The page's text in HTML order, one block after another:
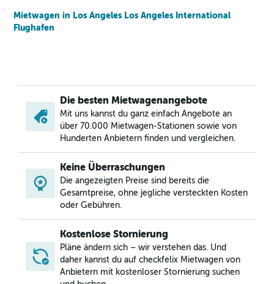
Mietwagen in Los Angeles Los Angeles International
Flughafen
Die besten Mietwagenangebote
Mit uns kannst du ganz einfach Angebote an
über 70.000 Mietwagen-Stationen sowie von
Hunderten Anbietern finden und vergleichen.
Keine Überraschungen
Die angezeigten Preise sind bereits die
Gesamtpreise, ohne jegliche versteckten Kosten
oder Gebühren.
Kostenlose Stornierung
Pläne ändern sich – wir verstehen das. Und
daher kannst du auf checkfelix Mietwagen von
Anbietern mit kostenloser Stornierung suchen